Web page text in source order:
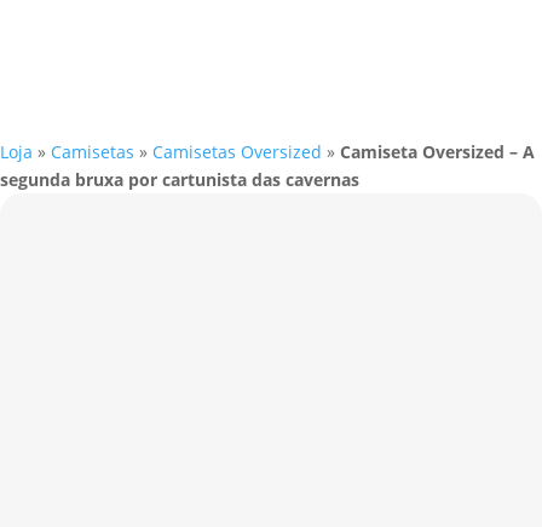
Loja » Camisetas » Camisetas Oversized » Camiseta Oversized – A
segunda bruxa por cartunista das cavernas